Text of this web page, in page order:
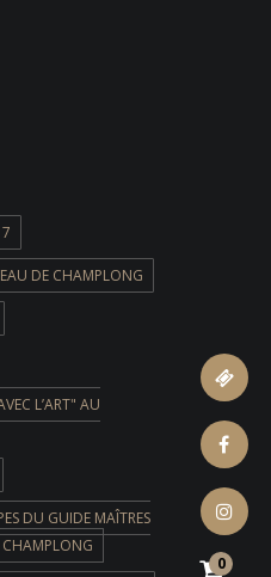
DE CHAMPLONG
L’ART" AU
DU GUIDE MAÎTRES
CHAMPLONG
ticket
facebook
instagram
0